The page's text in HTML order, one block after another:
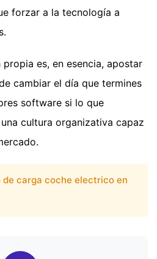
forzar a la tecnología a
es, en esencia, apostar
cambiar el día que termines
software si lo que
cultura organizativa capaz
de carga coche electrico en